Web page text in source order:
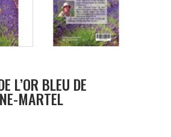
L’OR BLEU DE
MARTEL